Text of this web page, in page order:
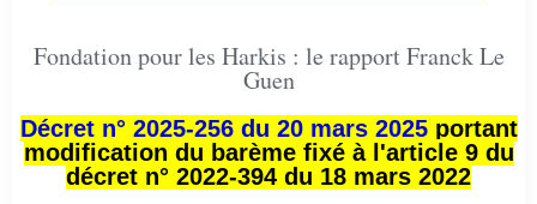
Fondation pour les Harkis : le rapport Franck Le
Guen
Décret n° 2025-256 du 20 mars 2025portant
modification du barème fixé à l'article 9 du
décret n° 2022-394 du 18 mars 2022